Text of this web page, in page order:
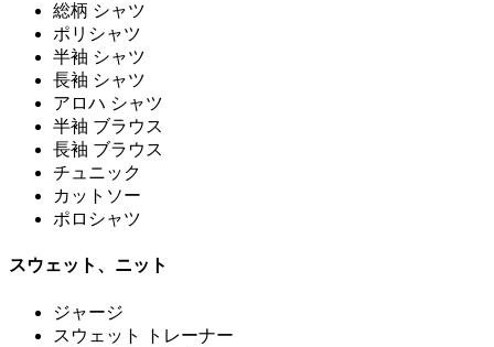
総柄 シャツ
ポリシャツ
半袖 シャツ
長袖 シャツ
アロハ シャツ
半袖 ブラウス
長袖 ブラウス
チュニック
カットソー
ポロシャツ
スウェット、ニット
ジャージ
スウェット トレーナー